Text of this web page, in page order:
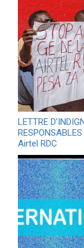
LETTRE
Airtel RDC